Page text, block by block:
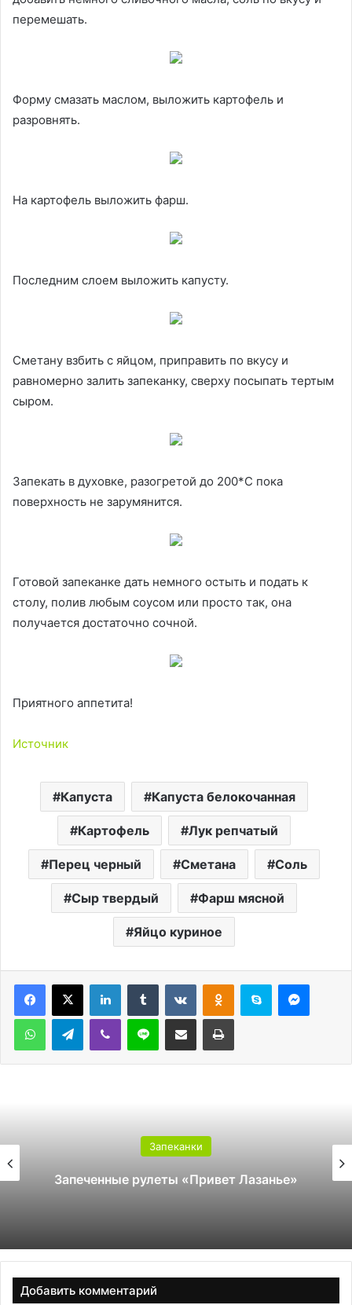
перемешать.
Форму смазать маслом, выложить картофель и
разровнять.
На картофель выложить фарш.
Последним слоем выложить капусту.
Сметану взбить с яйцом, приправить по вкусу и
равномерно залить запеканку, сверху посыпать тертым
сыром.
Запекать в духовке, разогретой до 200*С пока
поверхность не зарумянится.
Готовой запеканке дать немного остыть и подать к
столу, полив любым соусом или просто так, она
получается достаточно сочной.
Приятного аппетита!
Источник
Капустa Капуста белокочанная
Картофель Лук репчатый
Перец черный Сметана Соль
Сыр твердый Фарш мясной
Яйцо куриное
LinkedInTumblr ВконтактеОдноклассники
Skype
WhatsAppTelegramViber Line Поделиться через электронную почту Печатать
Запеканки
Запеченные рулеты «Привет Лазанье»
Добавить комментарий